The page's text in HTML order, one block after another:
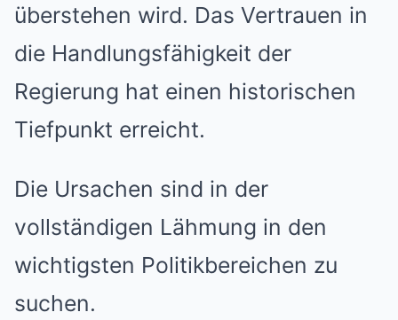
überstehen wird. Das Vertrauen in
die Handlungsfähigkeit der
Regierung hat einen historischen
Tiefpunkt erreicht.
Die Ursachen sind in der
vollständigen Lähmung in den
wichtigsten Politikbereichen zu
suchen.